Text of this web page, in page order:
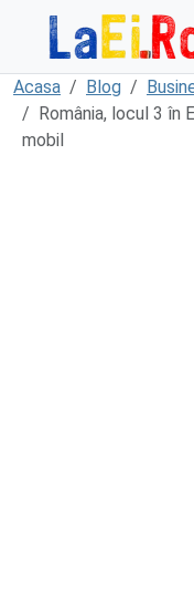
Sari la continut
Acasa Blog
România, locul 3 în
mobil